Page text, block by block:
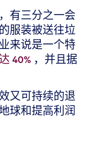
有三分之一会
服装被送往垃
来说是一个特
40% ，并且据
又可持续的退
球和提高利润